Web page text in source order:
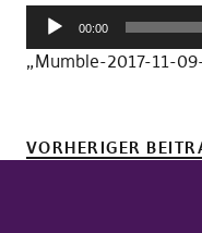
Audio-
Player
00:00
„Mumble-2017-11-
VORHERIGER